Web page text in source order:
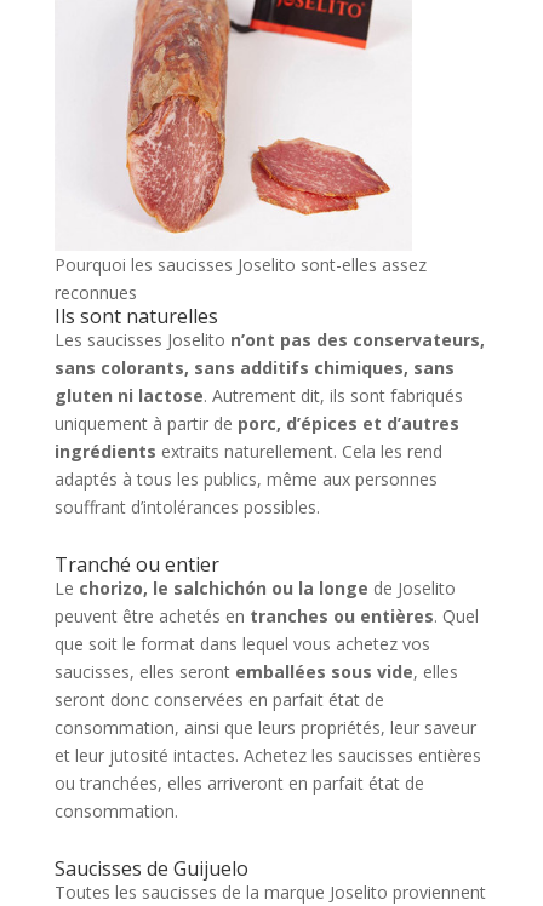
Pourquoi les saucisses Joselito sont-elles assez
reconnues
Ils sont naturelles
Les saucisses Joselito n’ont pas des conservateurs,
sans colorants, sans additifs chimiques, sans
gluten ni lactose. Autrement dit, ils sont fabriqués
uniquement à partir de porc, d’épices et d’autres
ingrédients extraits naturellement. Cela les rend
adaptés à tous les publics, même aux personnes
souffrant d’intolérances possibles.
Tranché ou entier
Le chorizo, le salchichón ou la longe de Joselito
peuvent être achetés en tranches ou entières. Quel
que soit le format dans lequel vous achetez vos
saucisses, elles seront emballées sous vide, elles
seront donc conservées en parfait état de
consommation, ainsi que leurs propriétés, leur saveur
et leur jutosité intactes. Achetez les saucisses entières
ou tranchées, elles arriveront en parfait état de
consommation.
Saucisses de Guijuelo
Toutes les saucisses de la marque Joselito proviennent